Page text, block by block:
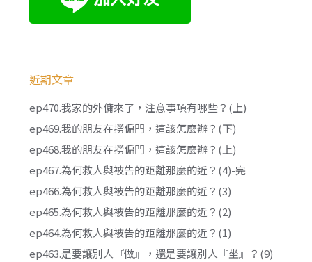
近期文章
ep470.我家的外傭來了，注意事項有哪些？(上)
ep469.我的朋友在撈偏門，這該怎麼辦？(下)
ep468.我的朋友在撈偏門，這該怎麼辦？(上)
ep467.為何救人與被告的距離那麼的近？(4)-完
ep466.為何救人與被告的距離那麼的近？(3)
ep465.為何救人與被告的距離那麼的近？(2)
ep464.為何救人與被告的距離那麼的近？(1)
ep463.是要讓別人『做』，還是要讓別人『坐』？(9)